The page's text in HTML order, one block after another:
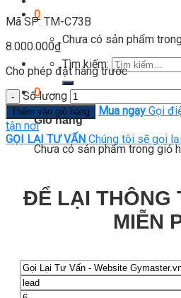
0
Chưa có sản phẩm
Tìm kiếm:
0
Giỏ hàng
Chưa có sản phẩm trong giỏ
Mã SP: TM-C73B
8.000.000₫
Cho phép đặt hàng trước
Số lượng
Thêm vào giỏ hàng Mua ngay Gọi
tận nơi
GỌI LẠI TƯ VẤN Chúng tôi sẽ gọi
ĐỂ LẠI THÔNG
MIỄN